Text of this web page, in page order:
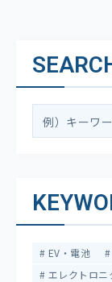
EV・電池
エレクトロニ